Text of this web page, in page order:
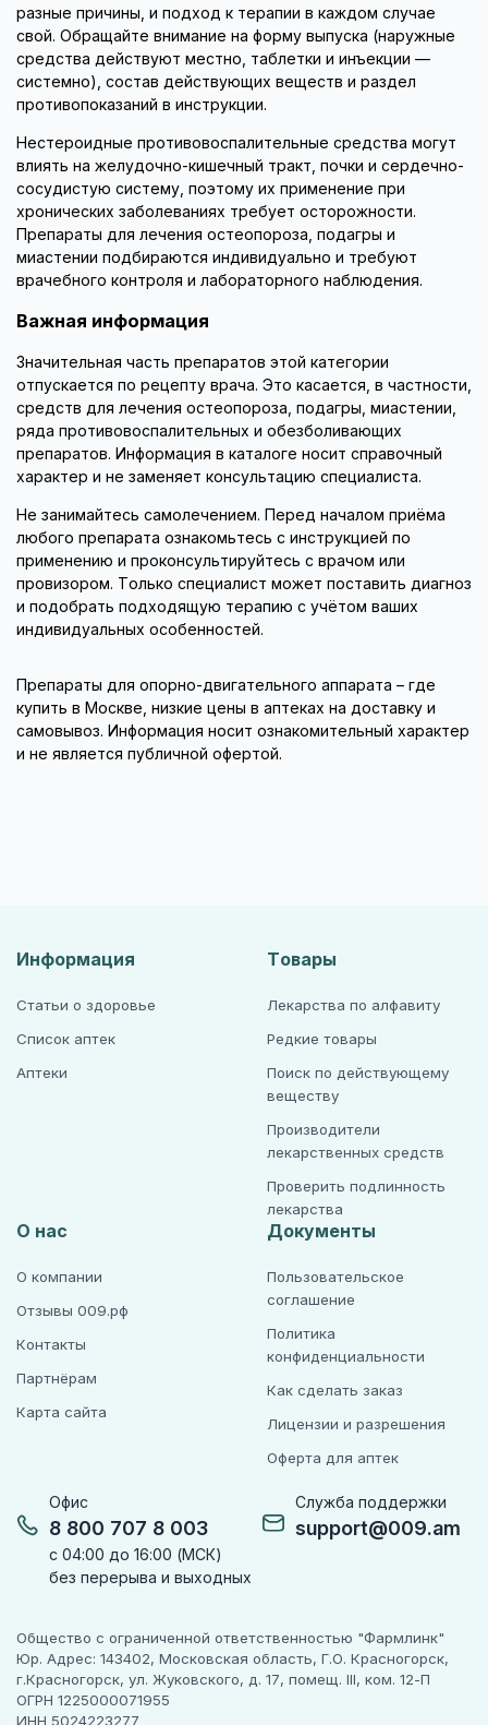
разные причины, и подход к терапии в каждом случае
свой. Обращайте внимание на форму выпуска (наружные
средства действуют местно, таблетки и инъекции —
системно), состав действующих веществ и раздел
противопоказаний в инструкции.
Нестероидные противовоспалительные средства могут
влиять на желудочно-кишечный тракт, почки и сердечно-
сосудистую систему, поэтому их применение при
хронических заболеваниях требует осторожности.
Препараты для лечения остеопороза, подагры и
миастении подбираются индивидуально и требуют
врачебного контроля и лабораторного наблюдения.
Важная информация
Значительная часть препаратов этой категории
отпускается по рецепту врача. Это касается, в частности,
средств для лечения остеопороза, подагры, миастении,
ряда противовоспалительных и обезболивающих
препаратов. Информация в каталоге носит справочный
характер и не заменяет консультацию специалиста.
Не занимайтесь самолечением. Перед началом приёма
любого препарата ознакомьтесь с инструкцией по
применению и проконсультируйтесь с врачом или
провизором. Только специалист может поставить диагноз
и подобрать подходящую терапию с учётом ваших
индивидуальных особенностей.
Препараты для опорно-двигательного аппарата – где
купить в Москве, низкие цены в аптеках на доставку и
самовывоз. Информация носит ознакомительный характер
и не является публичной офертой.
Офис
8 800 707 8 003
с 04:00 до 16:00 (МСК)
без перерыва и выходных
Служба поддержки
support@009.am
Информация
Статьи о здоровье
Список аптек
Аптеки
Товары
Лекарства по алфавиту
Редкие товары
Поиск по действующему
веществу
Производители
лекарственных средств
Проверить подлинность
лекарства
О нас
О компании
Отзывы 009.рф
Контакты
Партнёрам
Карта сайта
Документы
Пользовательское
соглашение
Политика
конфиденциальности
Как сделать заказ
Лицензии и разрешения
Оферта для аптек
Общество с ограниченной ответственностью "Фармлинк"
Юр. Адрес: 143402, Московская область, Г.О. Красногорск,
г.Красногорск, ул. Жуковского, д. 17, помещ. III, ком. 12-П
ОГРН 1225000071955
ИНН 5024223277